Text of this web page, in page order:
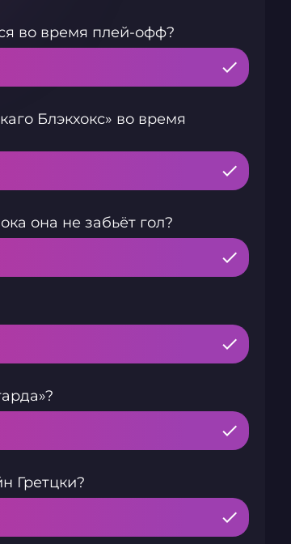
во время плей-офф?
Блэкхокс» во время
она не забьёт гол?
Гретцки?